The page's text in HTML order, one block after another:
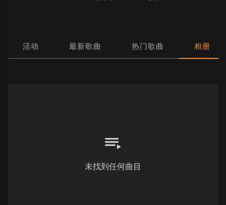
活动 最新歌曲 热门歌曲 相册
未找到任何曲目